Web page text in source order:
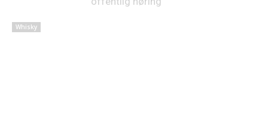
Whisky